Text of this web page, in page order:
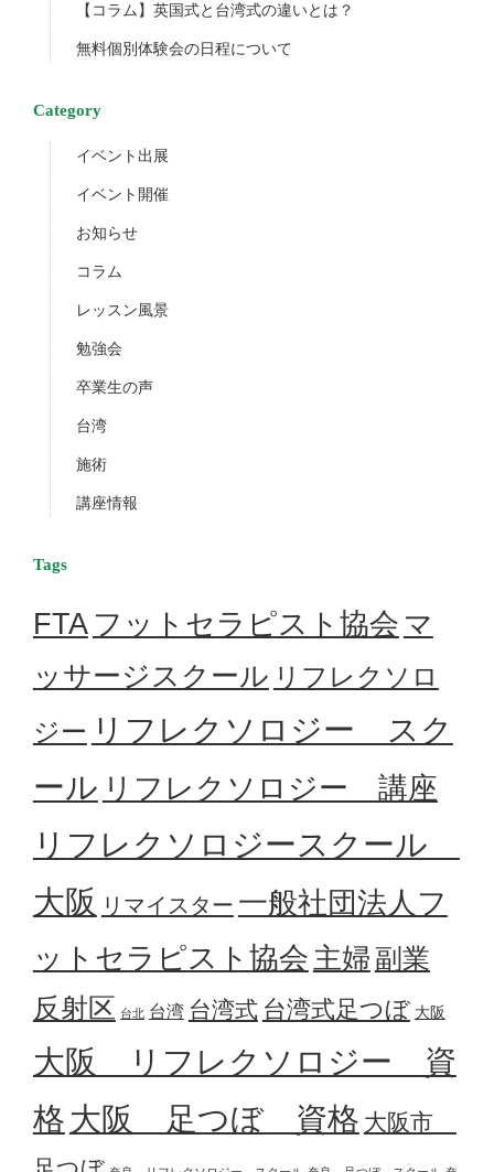
【コラム】英国式と台湾式の違いとは？
無料個別体験会の日程について
Category
イベント出展
イベント開催
お知らせ
コラム
レッスン風景
勉強会
卒業生の声
台湾
施術
講座情報
Tags
FTA フットセラピスト協会 マ
ッサージスクール リフレクソロ
ジー リフレクソロジー スク
ール リフレクソロジー 講座
リフレクソロジースクール
大阪 リマイスター 一般社団法人フ
ットセラピスト協会 主婦副業
反射区 台北 台湾 台湾式 台湾式足つぼ 大阪
大阪 リフレクソロジー 資
格 大阪 足つぼ 資格 大阪市